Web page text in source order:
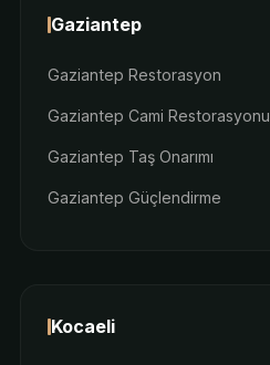
Gaziantep
Gaziantep Restorasyon
Gaziantep Cami Restorasyonu
Gaziantep Taş Onarımı
Gaziantep Güçlendirme
Kocaeli